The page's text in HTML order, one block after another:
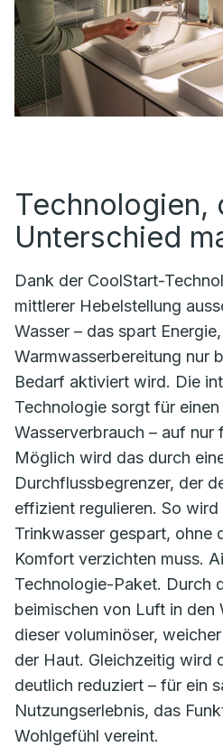
Technologien,
Unterschied
Dank der CoolStart-
mittlerer Hebelstellung
Wasser – das spart
Warmwasserbereitung nur
Bedarf aktiviert wird. Die
Technologie sorgt für
Wasserverbrauch – auf
Möglich wird das durch
Durchflussbegrenzer, der
effizient regulieren. So
Trinkwasser gespart, ohne
Komfort verzichten muss.
Technologie-Paket. Durch
beimischen von Luft in den
dieser voluminöser,
der Haut. Gleichzeitig wird
deutlich reduziert – für ein
Nutzungserlebnis, das
Wohlgefühl vereint.